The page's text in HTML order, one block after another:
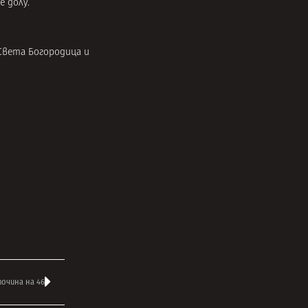
долу.
Богородица и
на 46